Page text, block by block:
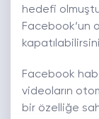
hedefi
Facebook‘un
Facebook
videoların
bir özelliğe